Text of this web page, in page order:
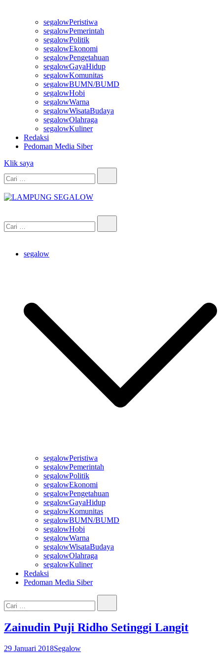
segalowPeristiwa
segalowPemerintah
segalowPolitik
segalowEkonomi
segalowPengetahuan
segalowGayaHidup
segalowKomunitas
segalowBUMN/BUMD
segalowHobi
segalowWarna
segalowWisataBudaya
segalowOlahraga
segalowKuliner
Redaksi
Pedoman Media Siber
Klik saya
segalow
segalowPeristiwa
segalowPemerintah
segalowPolitik
segalowEkonomi
segalowPengetahuan
segalowGayaHidup
segalowKomunitas
segalowBUMN/BUMD
segalowHobi
segalowWarna
segalowWisataBudaya
segalowOlahraga
segalowKuliner
Redaksi
Pedoman Media Siber
Zainudin Puji Ridho Setinggi Langit
29 Januari 2018Segalow